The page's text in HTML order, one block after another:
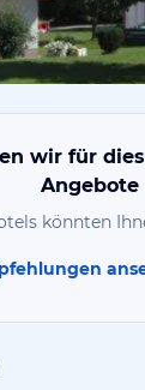
wir für
Angebote
könnten